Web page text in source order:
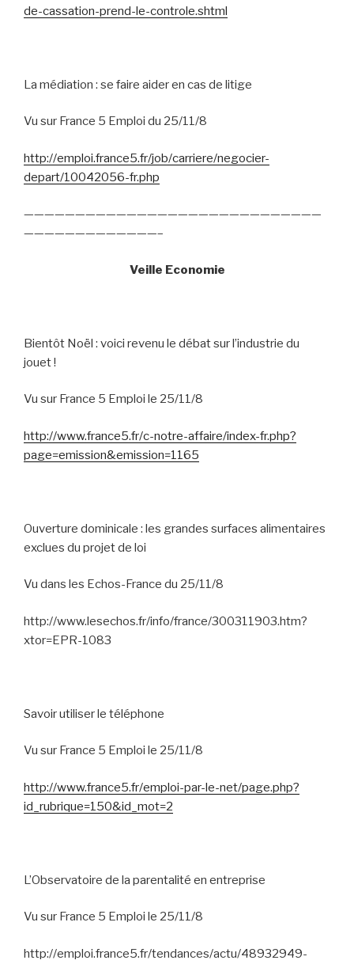
de-cassation-prend-le-controle.shtml
La médiation : se faire aider en cas de litige
Vu sur France 5 Emploi du 25/11/8
http://emploi.france5.fr/job/carriere/negocier-
depart/10042056-fr.php
—————————————————————————————
—————————————–
Veille Economie
Bientôt Noël : voici revenu le débat sur l’industrie du
jouet !
Vu sur France 5 Emploi le 25/11/8
http://www.france5.fr/c-notre-affaire/index-fr.php?
page=emission&emission=1165
Ouverture dominicale : les grandes surfaces alimentaires
exclues du projet de loi
Vu dans les Echos-France du 25/11/8
http://www.lesechos.fr/info/france/300311903.htm?
xtor=EPR-1083
Savoir utiliser le téléphone
Vu sur France 5 Emploi le 25/11/8
http://www.france5.fr/emploi-par-le-net/page.php?
id_rubrique=150&id_mot=2
L’Observatoire de la parentalité en entreprise
Vu sur France 5 Emploi le 25/11/8
http://emploi.france5.fr/tendances/actu/48932949-